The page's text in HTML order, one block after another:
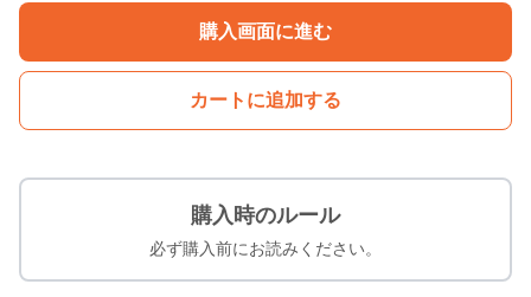
購入画面に進む
カートに追加する
購入時のルール
必ず購入前にお読みください。